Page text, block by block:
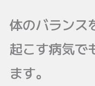
体のバランス
起こす病気で
ます。